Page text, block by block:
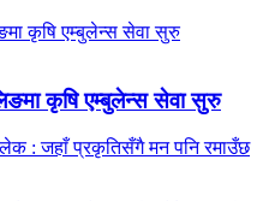
कृषि एम्बुलेन्स सेवा सुरु